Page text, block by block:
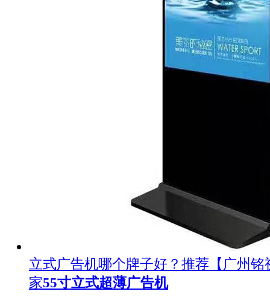
立式广告机哪个牌子好？推荐【广州铭
家55寸立式超薄广告机